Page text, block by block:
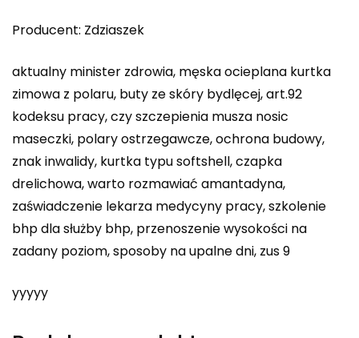
Producent: Zdziaszek
aktualny minister zdrowia, męska ocieplana kurtka
zimowa z polaru, buty ze skóry bydlęcej, art.92
kodeksu pracy, czy szczepienia musza nosic
maseczki, polary ostrzegawcze, ochrona budowy,
znak inwalidy, kurtka typu softshell, czapka
drelichowa, warto rozmawiać amantadyna,
zaświadczenie lekarza medycyny pracy, szkolenie
bhp dla służby bhp, przenoszenie wysokości na
zadany poziom, sposoby na upalne dni, zus 9
yyyyy